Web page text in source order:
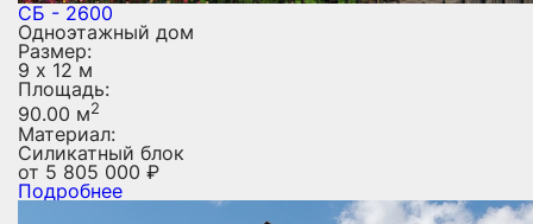
СБ - 2600
Одноэтажный дом
Размер:
9 х 12 м
Площадь:
90.00 м2
Материал:
Силикатный блок
от 5 805 000 ₽
Подробнее